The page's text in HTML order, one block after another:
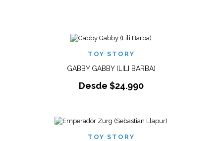
TOY STORY
GABBY GABBY (LILI BARBA)
Desde $24.990
TOY STORY